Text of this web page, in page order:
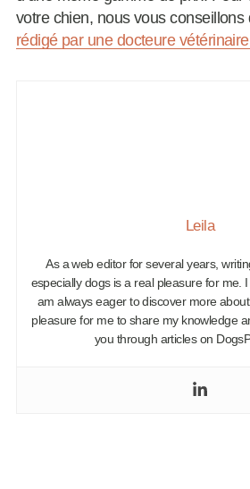
votre chien, nous vous conseillons
rédigé par une docteure
Leila
As a web editor for several years,
especially dogs is a real pleasure for me.
am always eager to discover more
pleasure for me to share my knowledge
you through articles on